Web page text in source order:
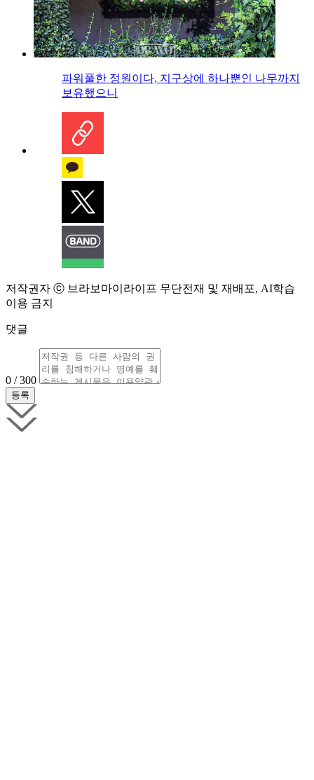
파워풀한 정원이다, 지구상에 하나뿐인 나무까지
보유했으니
저작권자 ⓒ 브라보마이라이프 무단전재 및 재배포, AI학습
이용 금지
댓글
0 / 300